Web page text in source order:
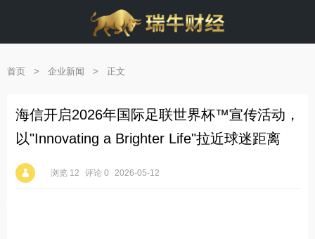
首页 > 企业新闻 > 正文
海信开启2026年国际足联世界杯™宣传活动，
以"Innovating a Brighter Life"拉近球迷距离
浏览 12 评论 0 2026-05-12